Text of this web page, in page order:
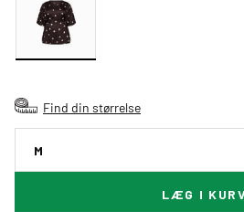
Find din størrelse
M
LÆG I